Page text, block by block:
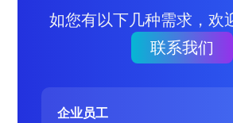
如您有以下几种需求，欢
联系我们
企业员工